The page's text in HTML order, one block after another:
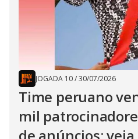
JOGADA 10/30/07/2026
Time peruano
mil
de anúncios; veja